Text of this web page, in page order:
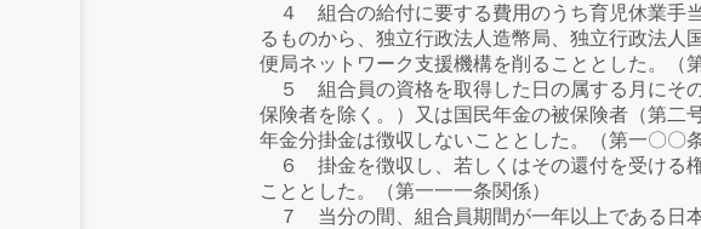
４ 組合の給付に要する費用のうち育児休業手
るものから、独立行政法人造幣局、独立行政法
便局ネットワーク支援機構を削ることとした。（
５ 組合員の資格を取得した日の属する月にそ
保険者を除く。）又は国民年金の被保険者（第二
年金分掛金は徴収しないこととした。（第一〇〇
６ 掛金を徴収し、若しくはその還付を受ける
こととした。（第一一一条関係）
７ 当分の間、組合員期間が一年以上である日